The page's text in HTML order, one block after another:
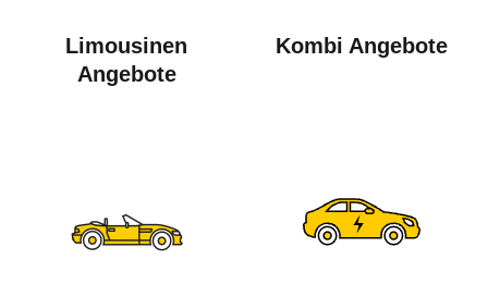
Limousinen
Angebote
Kombi Angebote